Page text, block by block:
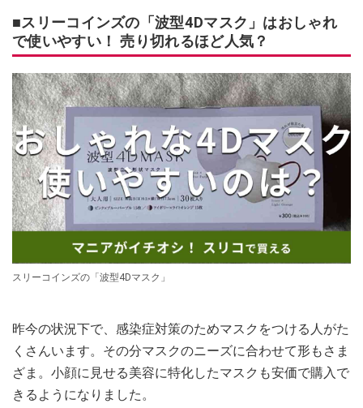
■スリーコインズの「波型4Dマスク」はおしゃれ
で使いやすい！ 売り切れるほど人気？
スリーコインズの「波型4Dマスク」
昨今の状況下で、感染症対策のためマスクをつける人がた
くさんいます。その分マスクのニーズに合わせて形もさま
ざま。小顔に見せる美容に特化したマスクも安価で購入で
きるようになりました。